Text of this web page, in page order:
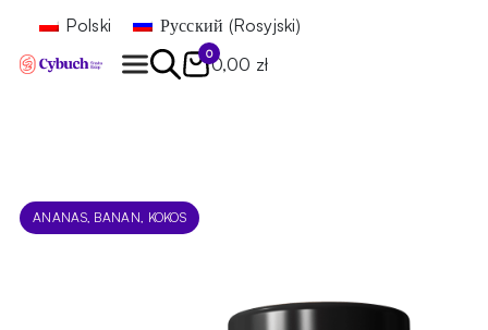
Polski Русский (Rosyjski)
0
0,00 zł
ANANAS, BANAN, KOKOS